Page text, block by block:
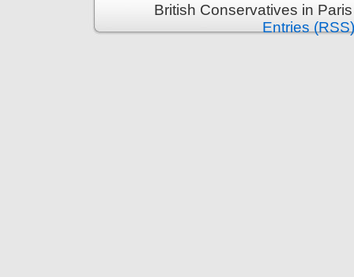
British Conservatives in
Entries (RSS)